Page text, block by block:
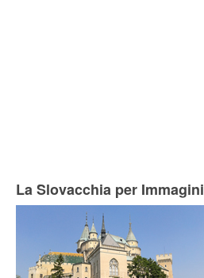
La Slovacchia per Immagini